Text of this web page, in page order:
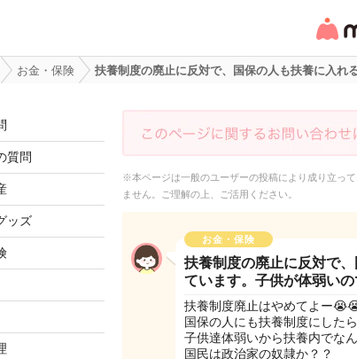
リ・情
お金・保険 扶養制度の廃止に反対で、国保の人も扶養に入れ
質問
ッズ
※本ページは一般のユーザーの投稿により成り立っ
ません。ご理解の上、ご活用ください。
お金・保険
扶養制度の廃止に反対で
ています。子供が体弱い
扶養制度廃止はやめてよー
国保の人にも扶養制度にした
子供達体弱いから扶養内でな
国民は政治家の奴隷か？？